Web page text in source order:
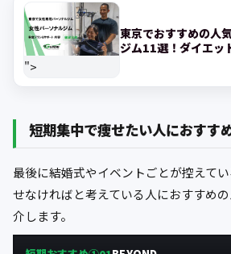
">
東京でおすすめの人
ジム11選！ダイエッ
短期集中で痩せたい人におすす
最後に結婚式やイベントごとが控えて
せなければと考えている人におすすめ
介します。